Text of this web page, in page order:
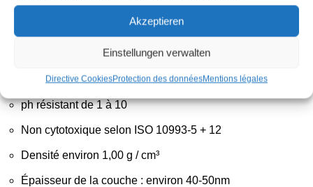
Akzeptieren
Einstellungen verwalten
Directive CookiesProtection des donnéesMentions légales
Haute résistance à l’abrasion contre les particules
portées par le vent
Résistant aux températures de -40 à + 200°C
ph résistant de 1 à 10
Non cytotoxique selon ISO 10993-5 + 12
Densité environ 1,00 g / cm³
Épaisseur de la couche : environ 40-50nm